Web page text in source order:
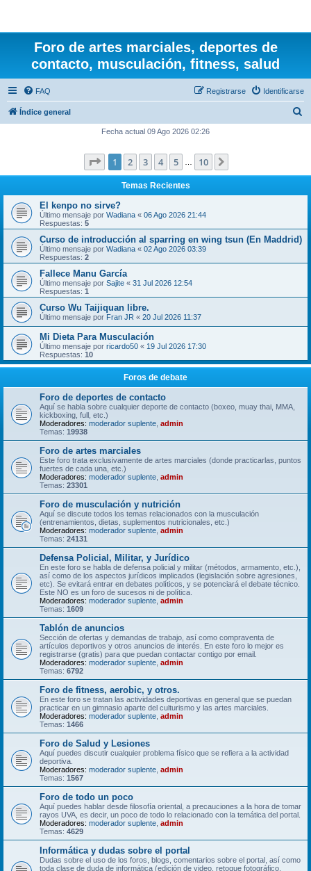
Foro de artes marciales, deportes de
contacto, musculación, fitness, salud
FAQ Identificarse
Registrarse
Índice general
a
r
Fecha actual 09 Ago 2026 02:26
Página de 10
1 2 3 4 5 10
Temas Recientes
El kenpo no sirve?
Último mensaje por Wadiana « 06 Ago 2026 21:44
Respuestas: 5
Curso de introducción al sparring en wing tsun (En Maddrid)
Último mensaje por Wadiana « 02 Ago 2026 03:39
Respuestas: 2
Fallece Manu García
Último mensaje por Sajite « 31 Jul 2026 12:54
Respuestas: 1
Curso Wu Taijiquan libre.
Último mensaje por Fran JR « 20 Jul 2026 11:37
Mi Dieta Para Musculación
Último mensaje por ricardo50 « 19 Jul 2026 17:30
Respuestas: 10
Foros de debate
Foro de deportes de contacto
Aquí se habla sobre cualquier deporte de contacto (boxeo, muay thai, MMA,
kickboxing, full, etc.)
Moderadores: moderador suplente admin
Temas: 19938
Foro de artes marciales
Este foro trata exclusivamente de artes marciales (donde practicarlas, puntos
fuertes de cada una, etc.)
Moderadores: moderador suplente admin
Temas: 23301
Foro de musculación y nutrición
Aquí se discute todos los temas relacionados con la musculación
(entrenamientos, dietas, suplementos nutricionales, etc.)
Moderadores: moderador suplente admin
Temas: 24131
Defensa Policial, Militar, y Jurídico
En este foro se habla de defensa policial y militar (métodos, armamento, etc.),
así como de los aspectos jurídicos implicados (legislación sobre agresiones,
etc). Se evitará entrar en debates políticos, y se potenciará el debate técnico.
Este NO es un foro de sucesos ni de política.
Moderadores: moderador suplente admin
Temas: 1609
Tablón de anuncios
Sección de ofertas y demandas de trabajo, así como compraventa de
artículos deportivos y otros anuncios de interés. En este foro lo mejor es
registrarse (gratis) para que puedan contactar contigo por email.
Moderadores: moderador suplente admin
Temas: 6792
Foro de fitness, aerobic, y otros.
En este foro se tratan las actividades deportivas en general que se puedan
practicar en un gimnasio aparte del culturismo y las artes marciales.
Moderadores: moderador suplente admin
Temas: 1466
Foro de Salud y Lesiones
Aquí puedes discutir cualquier problema físico que se refiera a la actividad
deportiva.
Moderadores: moderador suplente admin
Temas: 1567
Foro de todo un poco
Aquí puedes hablar desde filosofía oriental, a precauciones a la hora de tomar
rayos UVA, es decir, un poco de todo lo relacionado con la temática del portal.
Moderadores: moderador suplente admin
Temas: 4629
Informática y dudas sobre el portal
Dudas sobre el uso de los foros, blogs, comentarios sobre el portal, así como
toda clase de duda de informática (edición de video, retoque fotográfico,